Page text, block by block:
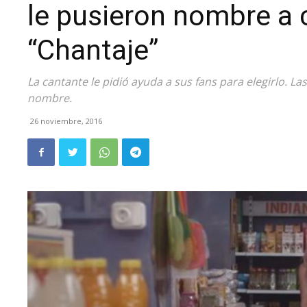
le pusieron nombre
“Chantaje”
La cantante le pidió ayuda a sus fans para elegirlo.
nombre.
26 noviembre, 2016